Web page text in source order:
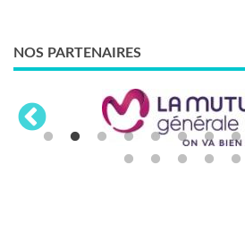
NOS PARTENAIRES